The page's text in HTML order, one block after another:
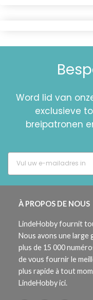
Word lid van
exclusieve
breipatronen
À PROPOS DE NOUS
LindeHobby fournit
Nous avons une large
plus de 15 000
de vous fournir le
plus rapide à tout
LindeHobby ici.